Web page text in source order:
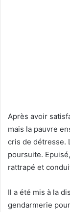
Après avoir
mais la pauvre
cris de détresse.
poursuite.
rattrapé et
Il a été mis à la
gendarmerie